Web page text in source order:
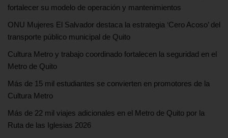
fortalecer su modelo de operación y mantenimientos
ONU Mujeres El Salvador destaca la estrategia ‘Cero Acoso’ del
transporte público municipal de Quito
Cultura Metro y trabajo coordinado fortalecen la seguridad en el
Metro de Quito
Más de 15 mil estudiantes se convierten en promotores de la
Cultura Metro
Más de 22 mil viajes adicionales en el Metro de Quito por la
Ruta de las Iglesias 2026